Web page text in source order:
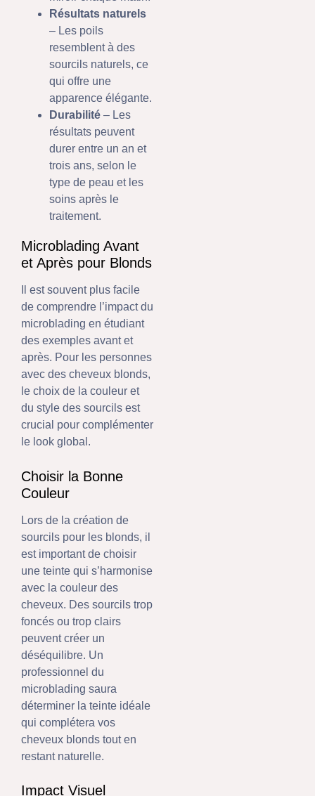
Résultats naturels
– Les poils
resemblent à des
sourcils naturels, ce
qui offre une
apparence élégante.
Durabilité – Les
résultats peuvent
durer entre un an et
trois ans, selon le
type de peau et les
soins après le
traitement.
Microblading Avant
et Après pour Blonds
Il est souvent plus facile
de comprendre l’impact du
microblading en étudiant
des exemples avant et
après. Pour les personnes
avec des cheveux blonds,
le choix de la couleur et
du style des sourcils est
crucial pour complémenter
le look global.
Choisir la Bonne
Couleur
Lors de la création de
sourcils pour les blonds, il
est important de choisir
une teinte qui s’harmonise
avec la couleur des
cheveux. Des sourcils trop
foncés ou trop clairs
peuvent créer un
déséquilibre. Un
professionnel du
microblading saura
déterminer la teinte idéale
qui complétera vos
cheveux blonds tout en
restant naturelle.
Impact Visuel